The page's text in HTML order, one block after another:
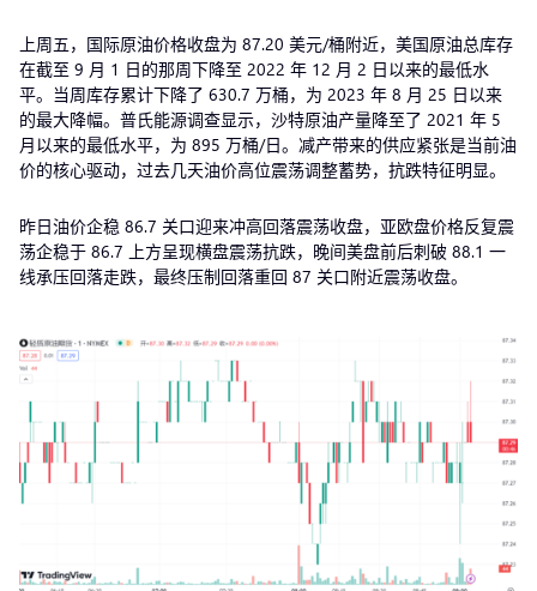
上周五，国际原油价格收盘为 87.20 美元/桶附近，美国原油总库存
在截至 9 月 1 日的那周下降至 2022 年 12 月 2 日以来的最低水
平。当周库存累计下降了 630.7 万桶，为 2023 年 8 月 25 日以来
的最大降幅。普氏能源调查显示，沙特原油产量降至了 2021 年 5
月以来的最低水平，为 895 万桶/日。减产带来的供应紧张是当前油
价的核心驱动，过去几天油价高位震荡调整蓄势，抗跌特征明显。
昨日油价企稳 86.7 关口迎来冲高回落震荡收盘，亚欧盘价格反复震
荡企稳于 86.7 上方呈现横盘震荡抗跌，晚间美盘前后刺破 88.1 一
线承压回落走跌，最终压制回落重回 87 关口附近震荡收盘。